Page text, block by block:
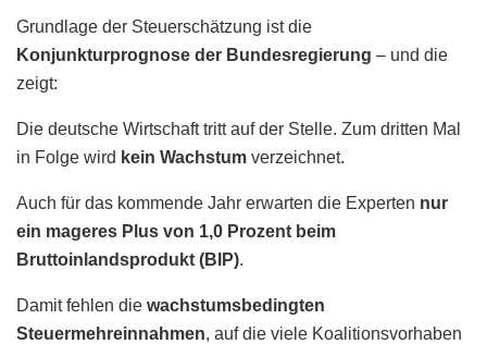
Grundlage der Steuerschätzung ist die
Konjunkturprognose der Bundesregierung – und die
zeigt:
Die deutsche Wirtschaft tritt auf der Stelle. Zum dritten Mal
in Folge wird kein Wachstum verzeichnet.
Auch für das kommende Jahr erwarten die Experten nur
ein mageres Plus von 1,0 Prozent beim
Bruttoinlandsprodukt (BIP).
Damit fehlen die wachstumsbedingten
Steuermehreinnahmen, auf die viele Koalitionsvorhaben